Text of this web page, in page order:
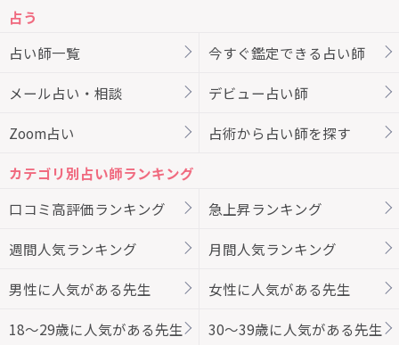
占う
占い師一覧
今すぐ鑑定できる占い師
メール占い・相談 デビュー占い師
Zoom占い 占術から占い師を探す
カテゴリ別占い師ランキング
口コミ高評価ランキング
急上昇ランキング
週間人気ランキング 月間人気ランキング
男性に人気がある先生 女性に人気がある先生
18～29歳に人気がある先生 30～39歳に人気がある先生